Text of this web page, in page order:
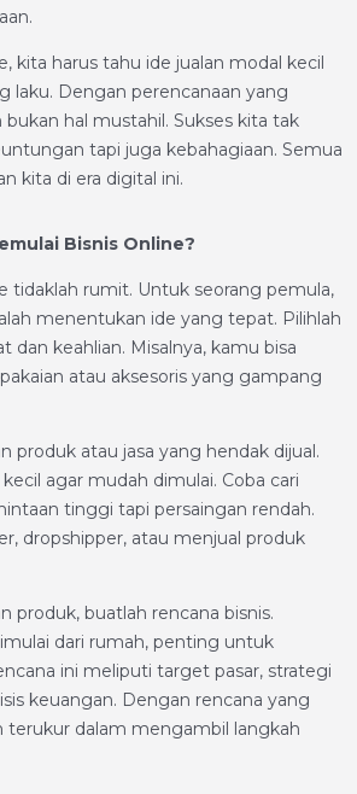
kita harus tahu ide jualan modal kecil
laku. Dengan perencanaan yang
hal mustahil. Sukses kita tak
tapi juga kebahagiaan. Semua
kita di era digital ini.
Bisnis Online?
tidaklah rumit. Untuk seorang pemula,
menentukan ide yang tepat. Pilihlah
dan keahlian. Misalnya, kamu bisa
atau aksesoris yang gampang
produk atau jasa yang hendak dijual.
agar mudah dimulai. Coba cari
tinggi tapi persaingan rendah.
dropshipper, atau menjual produk
produk, buatlah rencana bisnis.
dari rumah, penting untuk
ini meliputi target pasar, strategi
keuangan. Dengan rencana yang
terukur dalam mengambil langkah